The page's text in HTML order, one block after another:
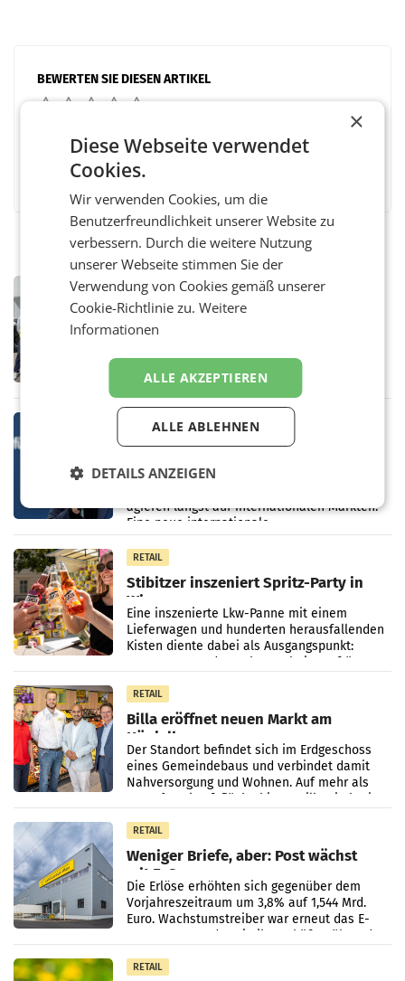
BEWERTEN SIE DIESEN ARTIKEL
FacebookTwitterMessenger
MARKETING & MEDIA
Alpacem und Politik im Austausch
über Dekarbonisierung und
CO₂-Emissionen weiter senken und zugleich
wettbewerbsfähig bleiben kann, war Thema
eines Treffens zwischen Staatssekretärin
Elisabeth
MARKETING & MEDIA
Studie zur Medienpräsenz: Wie
international wahrgenommen
agieren längst auf internationalen Märkten.
Eine neue internationale
Medienresonanzanalyse untersucht die
weltweite Berichterstattung über
RETAIL
Stibitzer inszeniert Spritz-Party in
Wien
Eine inszenierte Lkw-Panne mit einem
Lieferwagen und hunderten herausfallenden
Kisten diente dabei als Ausgangspunkt:
Passanten wurden gebeten, beim Aufräumen
RETAIL
Billa eröffnet neuen Markt am
Küniglberg
Der Standort befindet sich im Erdgeschoss
eines Gemeindebaus und verbindet damit
Nahversorgung und Wohnen. Auf mehr als
330 m² Verkaufsfläche bietet Billa ein breites
RETAIL
Weniger Briefe, aber: Post wächst
mit E-Commerce
Die Erlöse erhöhten sich gegenüber dem
Vorjahreszeitraum um 3,8% auf 1,544 Mrd.
Euro. Wachstumstreiber war erneut das E-
Commerce- und Logistikgeschäft, während
RETAIL
×
Diese Webseite verwendet
Cookies.
Wir verwenden Cookies, um die
Benutzerfreundlichkeit unserer Website zu
verbessern. Durch die weitere Nutzung
unserer Webseite stimmen Sie der
Verwendung von Cookies gemäß unserer
Cookie-Richtlinie zu.Weitere
Informationen
ALLE AKZEPTIEREN
ALLE ABLEHNEN
DETAILS ANZEIGEN